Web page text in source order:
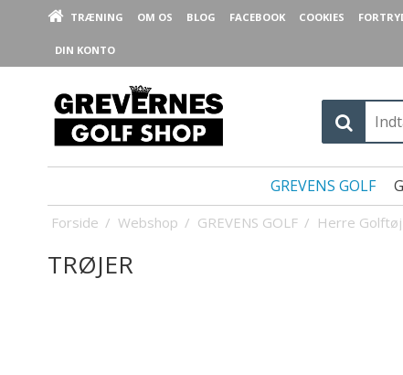
TRÆNING OM OS BLOG FACEBOOK COOKIES
DIN KONTO
GREVENS GOLF
Forside / Webshop / GREVENS GOLF / Herre Golftøj
TRØJER